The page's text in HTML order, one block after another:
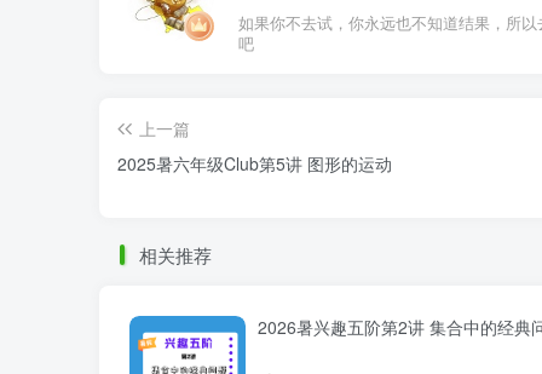
如果你不去试，你永远也不知道结果，所以
吧
上一篇
2025暑六年级Club第5讲 图形的运动
相关推荐
2026暑兴趣五阶第2讲 集合中的经典